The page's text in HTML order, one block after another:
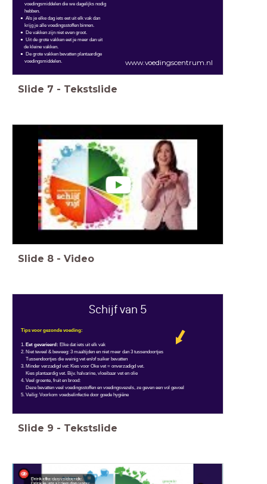
voedingsmiddelen die we dagelijks nodig
hebben.
Als je elke dag iets eet uit elk vak dan
krijg je alle voedingsstoffen binnen.
De vakken zijn niet even groot.
Uit de grote vakken eet je meer dan uit
de kleine vakken.
De grote vakken bevatten plantaardige
voedingsmiddelen.
www.voedingscentrum.nl
Slide 7 - Tekstslide
Slide 8 - Video
Schijf van 5
Tips voor gezonde voeding:
1. Eet gevarieerd: Elke dat iets uit elk vak
2. Niet teveel & beweeg: 3 maaltijden en niet meer dan 3 tussendoortjes
Tussendoortjes die weinig vet en/of suiker bevatten
3. Minder verzadigd vet: Kies voor Oke vet = onverzadigd vet.
Kies plantaardig vet. Bijv. halvarine, vloeibaar vet en olie
4. Veel groente, fruit en brood:
Deze bevatten veel voedingsstoffen en voedingsvezels, ze geven een vol gevoel
5. Veilig: Voorkom voedselinfectie door goede hygiëne
Slide 9 - Tekstslide